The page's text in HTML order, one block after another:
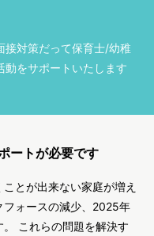
接対策だって保育士/幼稚
動をサポートいたします
ートが必要です
とが出来ない家庭が増え
フォースの減少、2025年
これらの問題を解決す